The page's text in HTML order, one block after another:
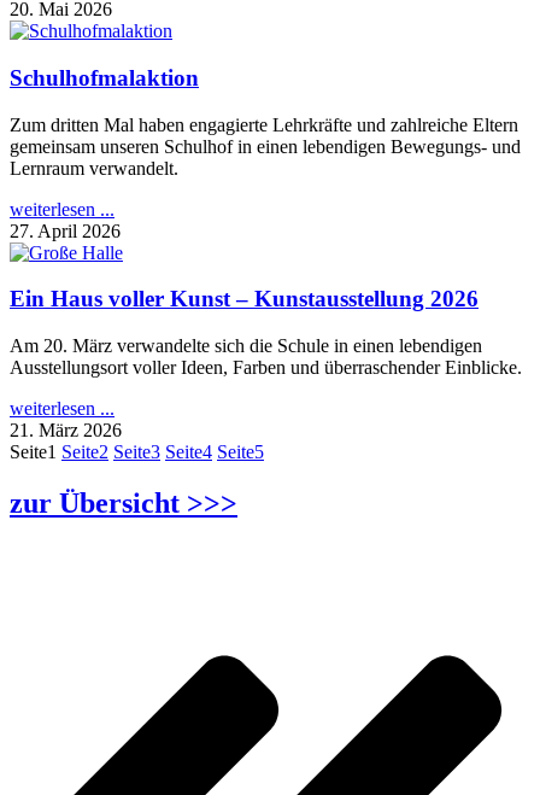
20. Mai 2026
Schulhofmalaktion
Zum dritten Mal haben engagierte Lehrkräfte und zahlreiche Eltern
gemeinsam unseren Schulhof in einen lebendigen Bewegungs- und
Lernraum verwandelt.
weiterlesen ...
27. April 2026
Ein Haus voller Kunst – Kunstausstellung 2026
Am 20. März verwandelte sich die Schule in einen lebendigen
Ausstellungsort voller Ideen, Farben und überraschender Einblicke.
weiterlesen ...
21. März 2026
Seite1 Seite2 Seite3 Seite4 Seite5
zur Übersicht >>>